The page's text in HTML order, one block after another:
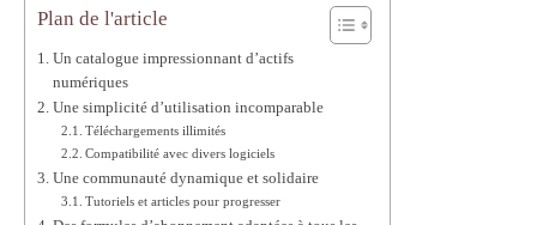
Plan de l'article
Un catalogue impressionnant d’actifs
numériques
Une simplicité d’utilisation incomparable
Téléchargements illimités
Compatibilité avec divers logiciels
Une communauté dynamique et solidaire
Tutoriels et articles pour progresser